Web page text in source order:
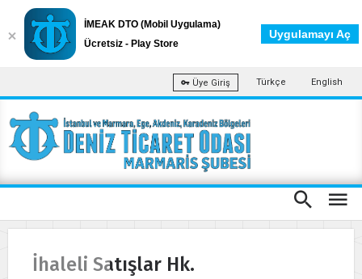
Üye Giriş Türkçe English
İhaleli Satışlar Hk.
İMEAK DTO (Mobil Uygulama)
Ücretsiz - Play Store
Uygulamayı Aç